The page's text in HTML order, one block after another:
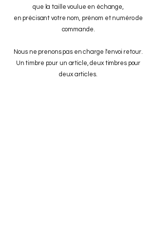
que la taille voulue en échange,
en précisant votre nom, prénom et numéro de
commande.
Nous ne prenons pas en charge l'envoi retour.
Un timbre pour un article, deux timbres pour
deux articles.